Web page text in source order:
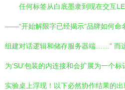
任何标签从白底墨隶到现在交互
——“开始解限字已经揭示“品牌如何命
组建对话逻辑和储存服务器端……” 而
为‘SU’包装的内连接和会扩展为一个
实验桌上浮现！以下必然协作结果的